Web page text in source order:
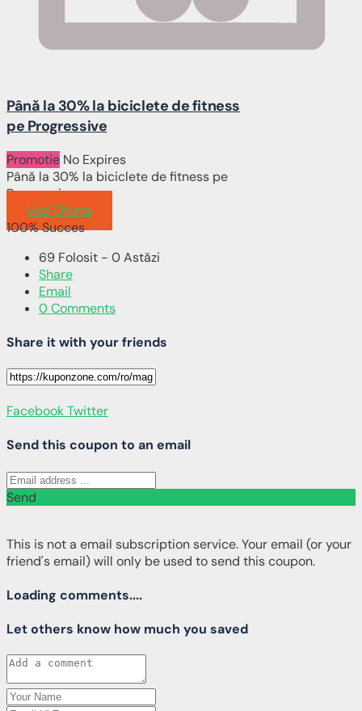
Până la 30% la biciclete de fitness
pe Progressive
Promotie No Expires
Până la 30% la biciclete de fitness pe
Progressive
Vezi Oferta
100% Succes
69 Folosit - 0 Astăzi
Share
Email
0 Comments
Share it with your friends
FacebookTwitter
Send this coupon to an email
Send
This is not a email subscription service. Your email (or your
friend's email) will only be used to send this coupon.
Loading comments....
Let others know how much you saved